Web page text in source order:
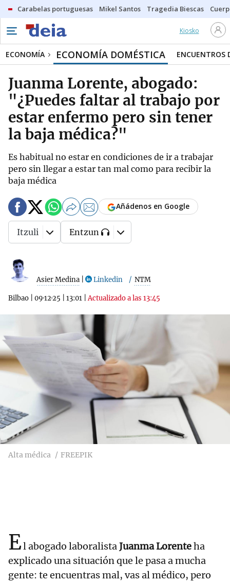
Carabelas portuguesas Mikel Santos Tragedia Biescas
Kiosko
ECONOMÍA ECONOMÍA DOMÉSTICA ENCUENTROS
Juanma Lorente, abogado:
"¿Puedes faltar al trabajo por
estar enfermo pero sin tener
la baja médica?"
Es habitual no estar en condiciones de ir a trabajar
pero sin llegar a estar tan mal como para recibir la
baja médica
Asier Medina Linkedin NTM
Bilbao 09·12·25 13:01 |Actualizado a las 13:45
Añádenos en Google
Itzuli Entzun
Alta médica FREEPIK
El abogado laboralistaJuanma Lorenteha
explicado una situación que le pasa a mucha
gente: te encuentras mal, vas al médico, pero